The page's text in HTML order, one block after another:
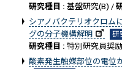
研究種目 : 基盤研究(B) /
シアノバクテリオクロム
グの分子機構解明
研
研究種目 : 特別研究員奨
酸素発生触媒部位の電位